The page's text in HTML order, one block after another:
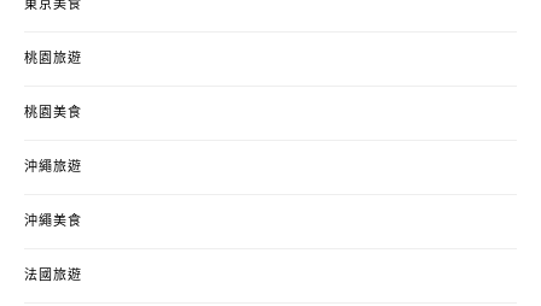
東京美食
桃園旅遊
桃園美食
沖繩旅遊
沖繩美食
法國旅遊